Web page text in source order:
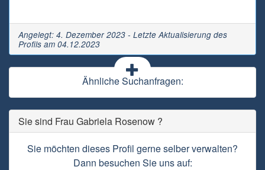
Angelegt: 4. Dezember 2023 - Letzte Aktualisierung des
Profils am 04.12.2023
Ähnliche Suchanfragen:
Sie sind Frau Gabriela Rosenow ?
Sie möchten dieses Profil gerne selber verwalten?
Dann besuchen Sie uns auf: